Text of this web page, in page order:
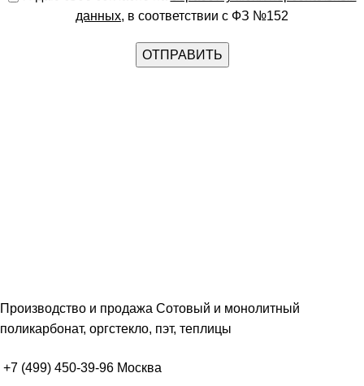
данных, в соответствии с ФЗ №152
Производство и продажа Сотовый и монолитный
поликарбонат, оргстекло, пэт, теплицы
+7 (499) 450-39-96 Москва